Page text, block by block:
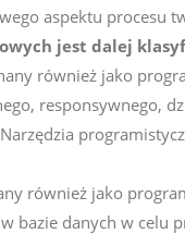
aspektu procesu
jest dalej
również jako
responsywnego,
również jako
bazie danych w celu